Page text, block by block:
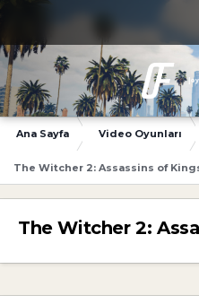
Ana Sayfa Video Oyunları
The Witcher 2: Assassins of
The Witcher 2: